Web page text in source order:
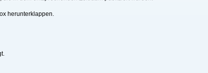
herunterklappen.